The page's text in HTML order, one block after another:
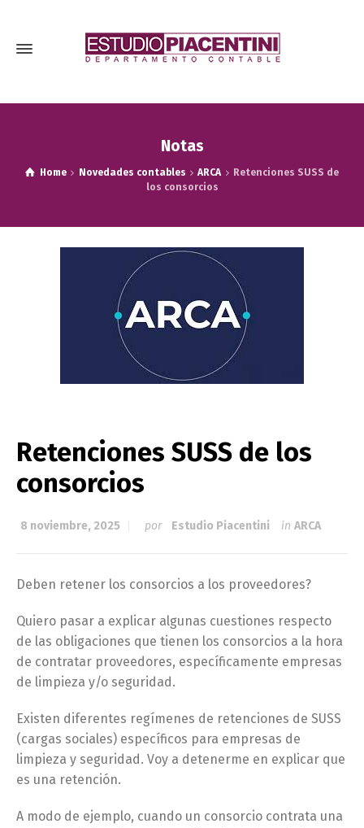
Notas
Home Novedades contables ARCA
Retenciones SUSS de
los consorcios
Retenciones SUSS de los
consorcios
8 noviembre, 2025 por Estudio Piacentini in ARCA
Deben retener los consorcios a los proveedores?
Quiero pasar a explicar algunas cuestiones respecto
de las obligaciones que tienen los consorcios a la hora
de contratar proveedores, específicamente empresas
de limpieza y/o seguridad.
Existen diferentes regímenes de retenciones de SUSS
(cargas sociales) específicos para empresas de
limpieza y seguridad. Voy a detenerme en explicar que
es una retención.
A modo de ejemplo, cuando un consorcio contrata una